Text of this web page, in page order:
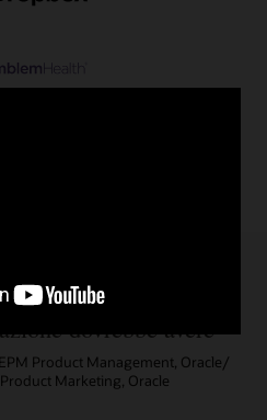
completa di
dovrebbe avere
Product Management, Oracle/
Marketing, Oracle